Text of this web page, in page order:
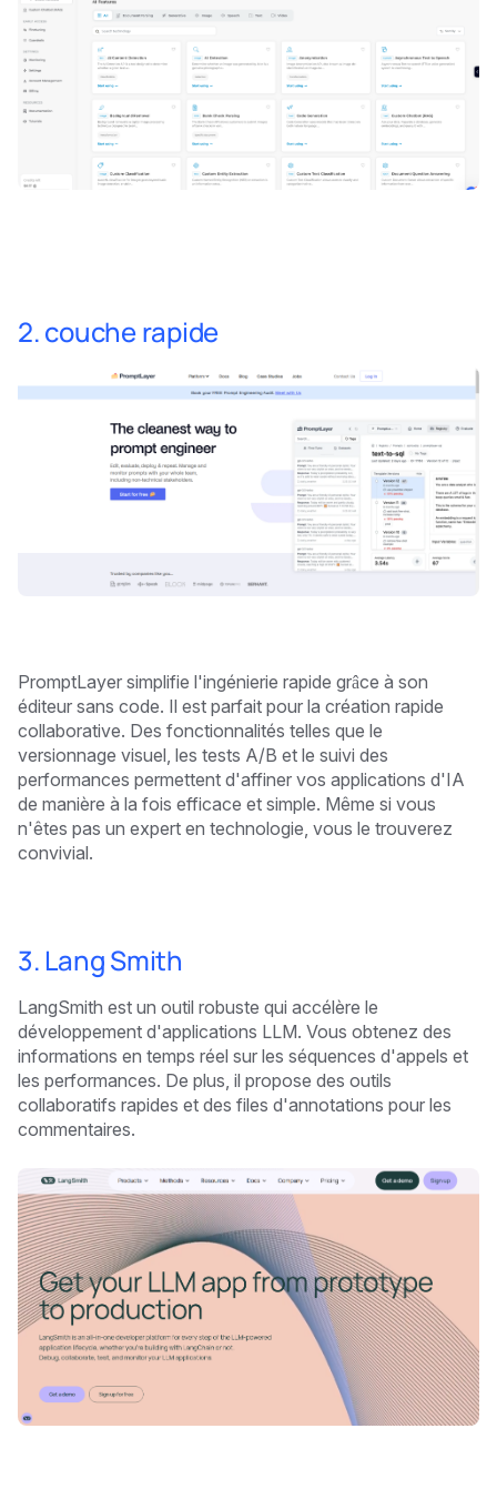
2. couche rapide
PromptLayer simplifie l'ingénierie rapide grâce à son
éditeur sans code. Il est parfait pour la création rapide
collaborative. Des fonctionnalités telles que le
versionnage visuel, les tests A/B et le suivi des
performances permettent d'affiner vos applications d'IA
de manière à la fois efficace et simple. Même si vous
n'êtes pas un expert en technologie, vous le trouverez
convivial.
3. Lang Smith
LangSmith est un outil robuste qui accélère le
développement d'applications LLM. Vous obtenez des
informations en temps réel sur les séquences d'appels et
les performances. De plus, il propose des outils
collaboratifs rapides et des files d'annotations pour les
commentaires.